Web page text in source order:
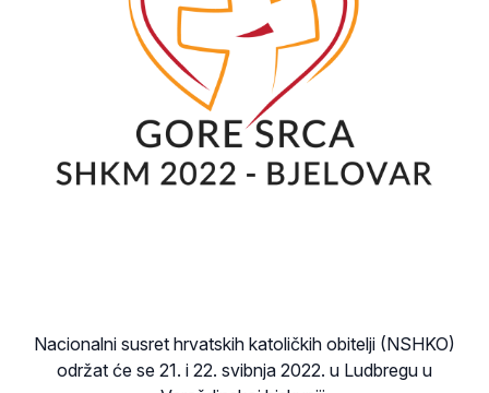
Nacionalni susret hrvatskih katoličkih obitelji (NSHKO)
održat će se 21. i 22. svibnja 2022. u Ludbregu u